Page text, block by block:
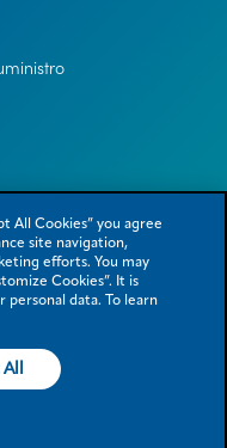
Todos los derechos
® denota el estatus
UU.
All Cookies” you agree
site navigation,
efforts. You may
Cookies”. It is
personal data. To learn